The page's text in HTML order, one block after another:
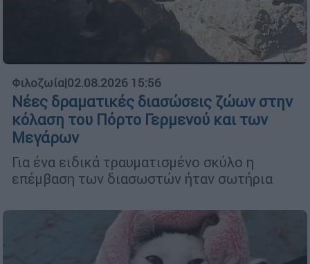
Φιλοζωία|02.08.2026 15:56
Νέες δραματικές διασώσεις ζώων στην
κόλαση του Πόρτο Γερμενού και των
Μεγάρων
Για ένα ειδικά τραυματισμένο σκύλο η
επέμβαση των διασωστών ήταν σωτήρια